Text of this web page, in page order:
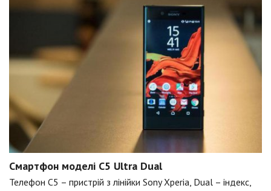
Смартфон моделі C5 Ultra Dual
Телефон C5 – пристрій з лінійки Sony Xperia, Dual – індекс,